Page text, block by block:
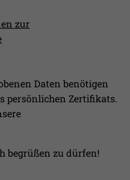
zur
Daten benötigen
persönlichen Zertifikats.
begrüßen zu dürfen!